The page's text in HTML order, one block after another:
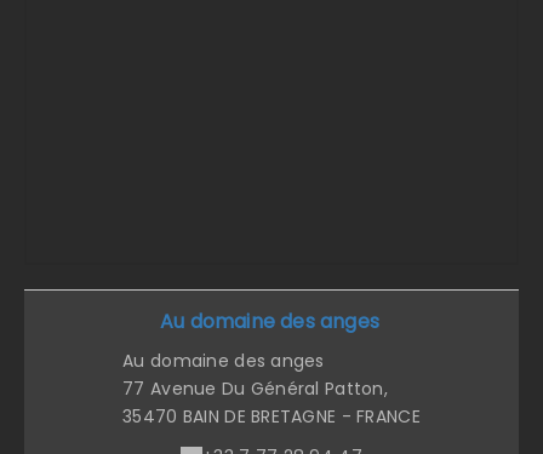
Au domaine des anges
Au domaine des anges
77 Avenue Du Général Patton,
35470 BAIN DE BRETAGNE - FRANCE